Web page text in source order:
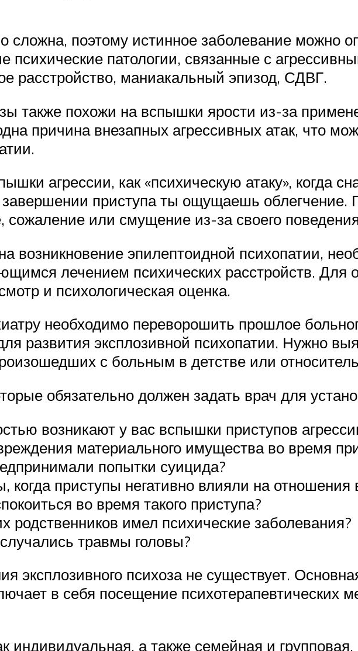
сложна, поэтому истинное заболевание можно
психические патологии, связанные с
расстройство, маниакальный эпизод, СДВГ.
также похожи на вспышки ярости из-за
причина внезапных агрессивных атак, что
агрессии, как «психическую атаку», когда
завершении приступа ты ощущаешь облегчение.
сожаление или смущение из-за своего
возникновение эпилептоидной психопатии,
лечением психических расстройств. Для
и психологическая оценка.
необходимо переворошить прошлое
развития эксплозивной психопатии. Нужно
с больным в детстве или
обязательно должен задать врач для
возникают у вас вспышки приступов
материального имущества во время
попытки суицида?
когда приступы негативно влияли на отношения
во время такого приступа?
родственников имел психические заболевания?
травмы головы?
эксплозивного психоза не существует.
в себя посещение психотерапевтических
индивидуальная, а также семейная и